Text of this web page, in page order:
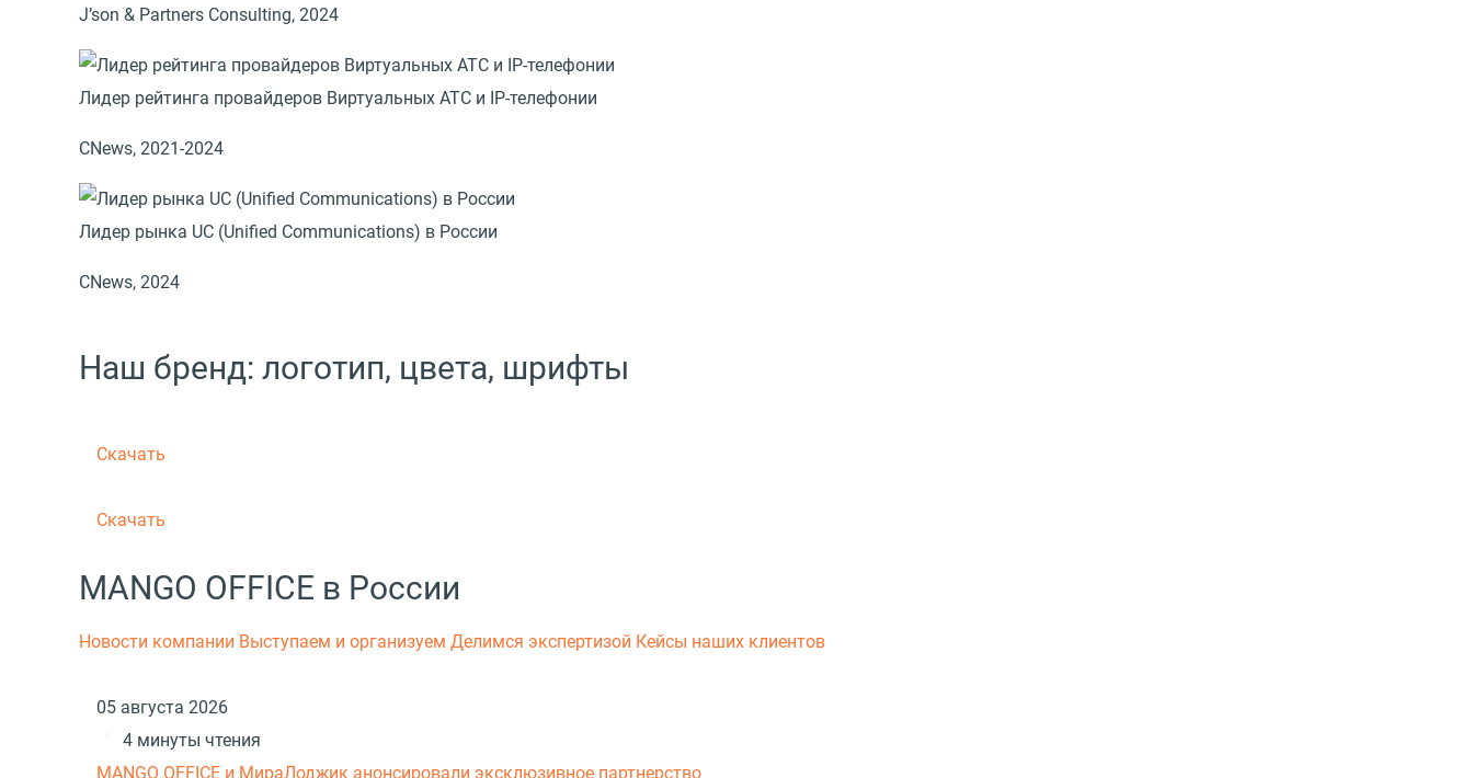
J’son & Partners Consulting, 2024
Лидер рейтинга провайдеров Виртуальных АТС и IP-телефонии
CNews, 2021-2024
Лидер рынка UC (Unified Сommunications) в России
CNews, 2024
Наш бренд: логотип, цвета, шрифты
Скачать
Скачать
MANGO OFFICE в России
Новости компании Выступаем и организуем Делимся экспертизой Кейсы наших клиентов
05 августа 2026
4 минуты чтения
MANGO OFFICE и МираЛоджик анонсировали эксклюзивное партнерство